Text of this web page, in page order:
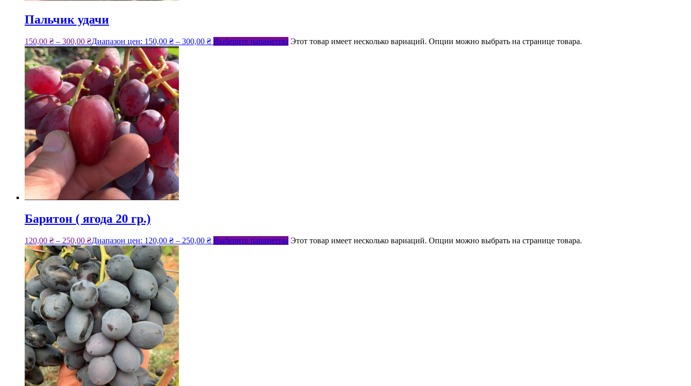
Пальчик удачи
150,00 ₴ – 300,00 ₴Диапазон цен: 150,00 ₴ – 300,00 ₴ Выберите параметры Этот товар имеет несколько вариаций. Опции можно выбрать на странице товара.
Баритон ( ягода 20 гр.)
120,00 ₴ – 250,00 ₴Диапазон цен: 120,00 ₴ – 250,00 ₴ Выберите параметры Этот товар имеет несколько вариаций. Опции можно выбрать на странице товара.